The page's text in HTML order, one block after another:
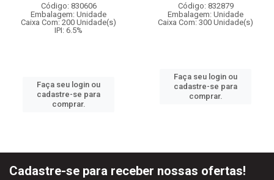
Código: 830606
Embalagem: Unidade
Caixa Com: 200 Unidade(s)
IPI: 6.5%
Faça seu login ou
cadastre-se para
comprar.
Código: 832879
Embalagem: Unidade
Caixa Com: 300 Unidade(s)
Faça seu login ou
cadastre-se para
comprar.
Cadastre-se para receber nossas ofertas!